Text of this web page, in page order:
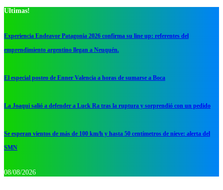
Ultimas!
Experiencia Endeavor Patagonia 2026 confirma su line up: referentes del
emprendimiento argentino llegan a Neuquén.
El especial posteo de Enner Valencia a horas de sumarse a Boca
La Joaqui salió a defender a Luck Ra tras la ruptura y sorprendió con un pedido
Se esperan vientos de más de 100 km/h y hasta 50 centímetros de nieve: alerta del
SMN
08/08/2026